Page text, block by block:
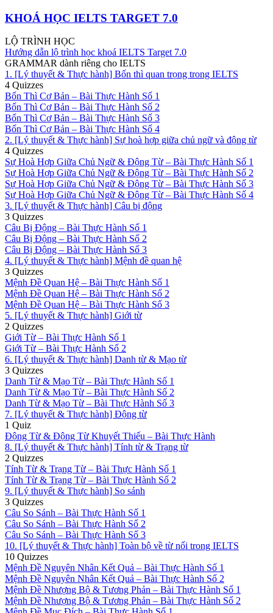
KHOÁ HỌC IELTS TARGET 7.0
LỘ TRÌNH HỌC
Hướng dẫn lộ trình học khoá IELTS Target 7.0
GRAMMAR dành riêng cho IELTS
1. [Lý thuyết & Thực hành] Bốn thì quan trọng trong IELTS
4 Quizzes
Bốn Thì Cơ Bản – Bài Thực Hành Số 1
Bốn Thì Cơ Bản – Bài Thực Hành Số 2
Bốn Thì Cơ Bản – Bài Thực Hành Số 3
Bốn Thì Cơ Bản – Bài Thực Hành Số 4
2. [Lý thuyết & Thực hành] Sự hoà hợp giữa chủ ngữ và động từ
4 Quizzes
Sự Hoà Hợp Giữa Chủ Ngữ & Động Từ – Bài Thực Hành Số 1
Sự Hoà Hợp Giữa Chủ Ngữ & Động Từ – Bài Thực Hành Số 2
Sự Hoà Hợp Giữa Chủ Ngữ & Động Từ – Bài Thực Hành Số 3
Sự Hoà Hợp Giữa Chủ Ngữ & Động Từ – Bài Thực Hành Số 4
3. [Lý thuyết & Thực hành] Câu bị động
3 Quizzes
Câu Bị Động – Bài Thực Hành Số 1
Câu Bị Động – Bài Thực Hành Số 2
Câu Bị Động – Bài Thực Hành Số 3
4. [Lý thuyết & Thực hành] Mệnh đề quan hệ
3 Quizzes
Mệnh Đề Quan Hệ – Bài Thực Hành Số 1
Mệnh Đề Quan Hệ – Bài Thực Hành Số 2
Mệnh Đề Quan Hệ – Bài Thực Hành Số 3
5. [Lý thuyết & Thực hành] Giới từ
2 Quizzes
Giới Từ – Bài Thực Hành Số 1
Giới Từ – Bài Thực Hành Số 2
6. [Lý thuyết & Thực hành] Danh từ & Mạo từ
3 Quizzes
Danh Từ & Mạo Từ – Bài Thực Hành Số 1
Danh Từ & Mạo Từ – Bài Thực Hành Số 2
Danh Từ & Mạo Từ – Bài Thực Hành Số 3
7. [Lý thuyết & Thực hành] Động từ
1 Quiz
Động Từ & Động Từ Khuyết Thiếu – Bài Thực Hành
8. [Lý thuyết & Thực hành] Tính từ & Trạng từ
2 Quizzes
Tính Từ & Trạng Từ – Bài Thực Hành Số 1
Tính Từ & Trạng Từ – Bài Thực Hành Số 2
9. [Lý thuyết & Thực hành] So sánh
3 Quizzes
Câu So Sánh – Bài Thực Hành Số 1
Câu So Sánh – Bài Thực Hành Số 2
Câu So Sánh – Bài Thực Hành Số 3
10. [Lý thuyết & Thực hành] Toàn bộ về từ nối trong IELTS
10 Quizzes
Mệnh Đề Nguyên Nhân Kết Quả – Bài Thực Hành Số 1
Mệnh Đề Nguyên Nhân Kết Quả – Bài Thực Hành Số 2
Mệnh Đề Nhượng Bộ & Tương Phản – Bài Thực Hành Số 1
Mệnh Đề Nhượng Bộ & Tương Phản – Bài Thực Hành Số 2